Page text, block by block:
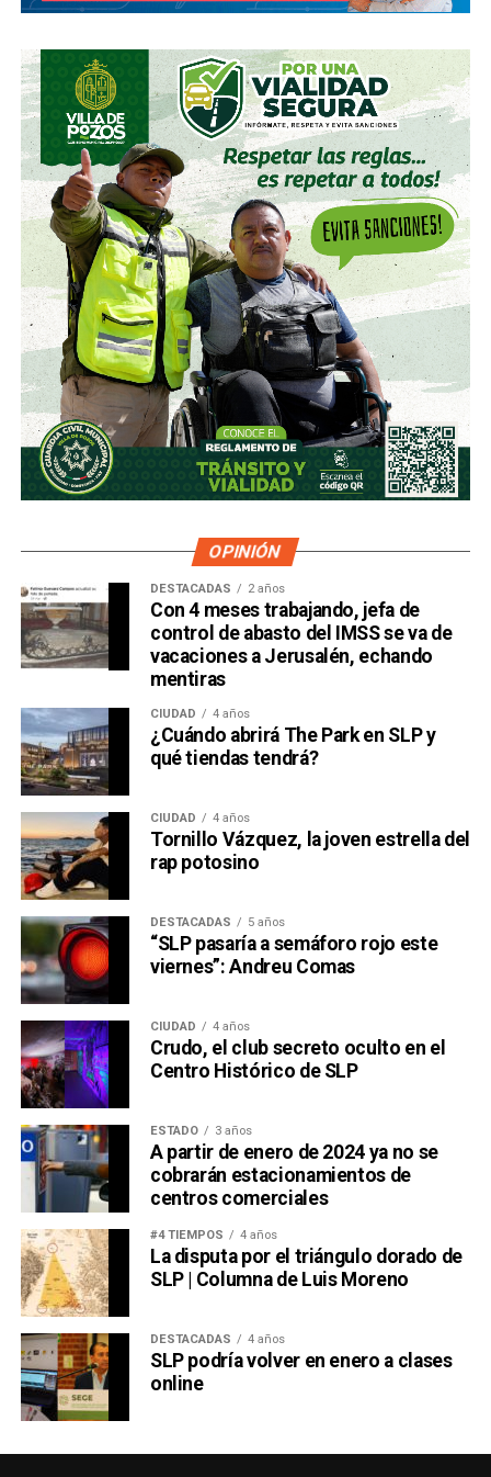
OPINIÓN
DESTACADAS 2 años
Con 4 meses trabajando, jefa de
control de abasto del IMSS se va de
vacaciones a Jerusalén, echando
mentiras
CIUDAD 4 años
¿Cuándo abrirá The Park en SLP y
qué tiendas tendrá?
CIUDAD 4 años
Tornillo Vázquez, la joven estrella del
rap potosino
DESTACADAS 5 años
“SLP pasaría a semáforo rojo este
viernes”: Andreu Comas
CIUDAD 4 años
Crudo, el club secreto oculto en el
Centro Histórico de SLP
ESTADO 3 años
A partir de enero de 2024 ya no se
cobrarán estacionamientos de
centros comerciales
#4 TIEMPOS 4 años
La disputa por el triángulo dorado de
SLP | Columna de Luis Moreno
DESTACADAS 4 años
SLP podría volver en enero a clases
online